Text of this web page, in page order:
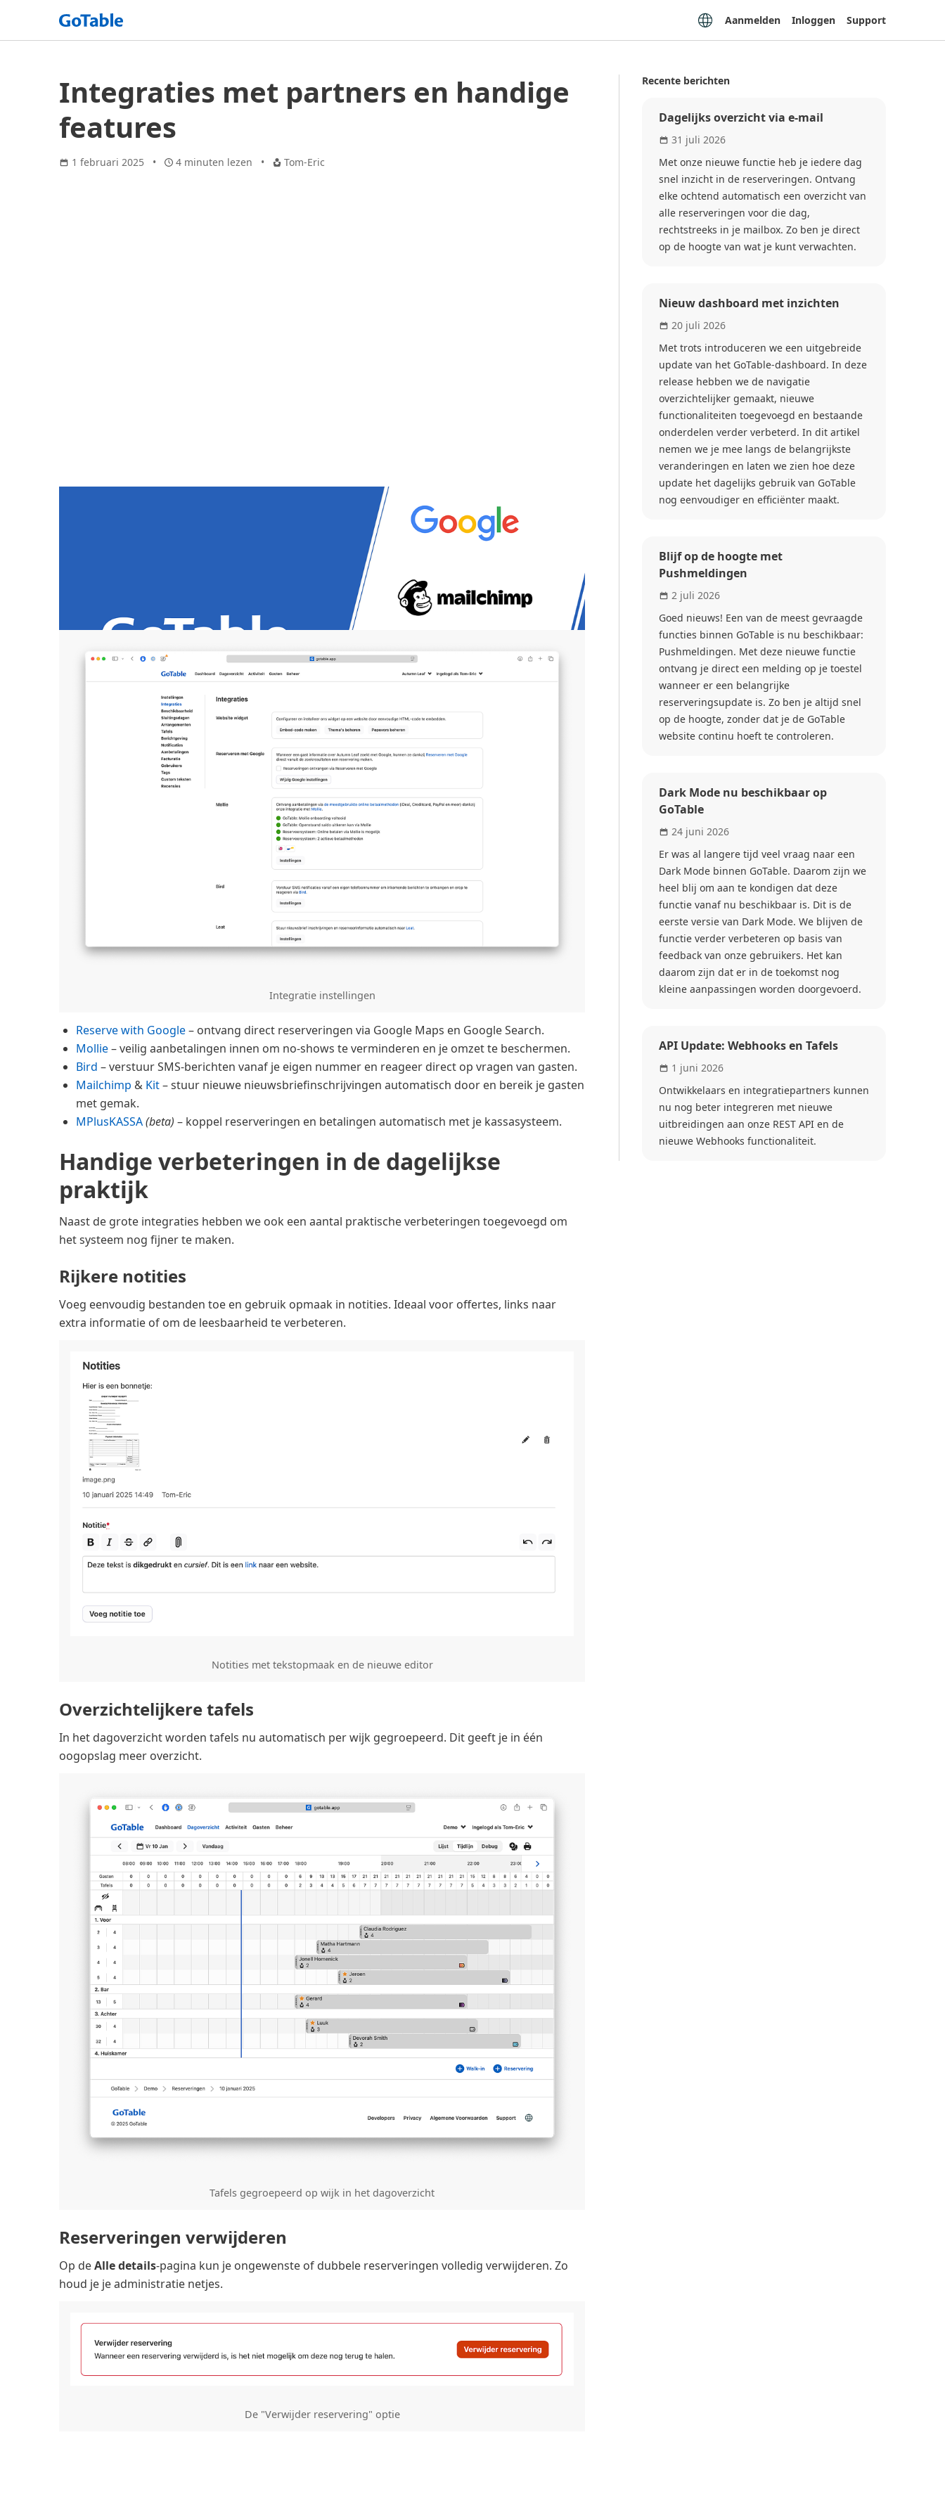
Aanmelden Inloggen Support
Integraties met partners en handige
features
1 februari 2025 4 minuten lezen Tom-Eric
Restaurants gebruiken steeds meer verschillende tools om reserveringen, betalingen en
communicatie te stroomlijnen. Om dit makkelijker te maken, hebben we onze eerste reeks
integraties gelanceerd. Deze zijn beschikbaar voor alle klanten met het Plus-pakket.
Met één klik activeer je de koppeling vanuit de -pagina →Integraties
Integratie instellingen
Reserve with Google– ontvang direct reserveringen via Google Maps en Google Search.
Mollie– veilig aanbetalingen innen om no‑shows te verminderen en je omzet te beschermen.
Bird – verstuur SMS‑berichten vanaf je eigen nummer en reageer direct op vragen van gasten.
Mailchimp & Kit– stuur nieuwe nieuwsbriefinschrijvingen automatisch door en bereik je gasten
met gemak.
MPlusKASSA(beta) – koppel reserveringen en betalingen automatisch met je kassasysteem.
Handige verbeteringen in de dagelijkse
praktijk
Naast de grote integraties hebben we ook een aantal praktische verbeteringen toegevoegd om
het systeem nog fijner te maken.
Rijkere notities
Voeg eenvoudig bestanden toe en gebruik opmaak in notities. Ideaal voor offertes, links naar
extra informatie of om de leesbaarheid te verbeteren.
Notities met tekstopmaak en de nieuwe editor
Overzichtelijkere tafels
In het dagoverzicht worden tafels nu automatisch per wijk gegroepeerd. Dit geeft je in één
oogopslag meer overzicht.
Tafels gegroepeerd op wijk in het dagoverzicht
Reserveringen verwijderen
Op deAlle details‑pagina kun je ongewenste of dubbele reserveringen volledig verwijderen. Zo
houd je je administratie netjes.
De "Verwijder reservering" optie
Recente berichten
Dagelijks overzicht via e-mail
31 juli 2026
Met onze nieuwe functie heb je iedere dag
snel inzicht in de reserveringen. Ontvang
elke ochtend automatisch een overzicht van
alle reserveringen voor die dag,
rechtstreeks in je mailbox. Zo ben je direct
op de hoogte van wat je kunt verwachten.
Nieuw dashboard met inzichten
20 juli 2026
Met trots introduceren we een uitgebreide
update van het GoTable-dashboard. In deze
release hebben we de navigatie
overzichtelijker gemaakt, nieuwe
functionaliteiten toegevoegd en bestaande
onderdelen verder verbeterd. In dit artikel
nemen we je mee langs de belangrijkste
veranderingen en laten we zien hoe deze
update het dagelijks gebruik van GoTable
nog eenvoudiger en efficiënter maakt.
Blijf op de hoogte met
Pushmeldingen
2 juli 2026
Goed nieuws! Een van de meest gevraagde
functies binnen GoTable is nu beschikbaar:
Pushmeldingen. Met deze nieuwe functie
ontvang je direct een melding op je toestel
wanneer er een belangrijke
reserveringsupdate is. Zo ben je altijd snel
op de hoogte, zonder dat je de GoTable
website continu hoeft te controleren.
Dark Mode nu beschikbaar op
GoTable
24 juni 2026
Er was al langere tijd veel vraag naar een
Dark Mode binnen GoTable. Daarom zijn we
heel blij om aan te kondigen dat deze
functie vanaf nu beschikbaar is. Dit is de
eerste versie van Dark Mode. We blijven de
functie verder verbeteren op basis van
feedback van onze gebruikers. Het kan
daarom zijn dat er in de toekomst nog
kleine aanpassingen worden doorgevoerd.
API Update: Webhooks en Tafels
1 juni 2026
Ontwikkelaars en integratiepartners kunnen
nu nog beter integreren met nieuwe
uitbreidingen aan onze REST API en de
nieuwe Webhooks functionaliteit.